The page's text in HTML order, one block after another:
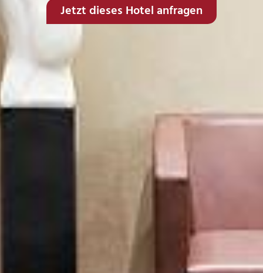
Jetzt dieses Hotel anfragen